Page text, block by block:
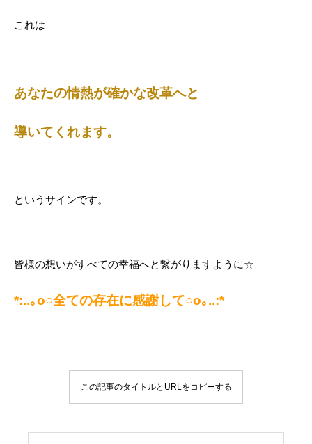
これは
あなたの情熱が確かな改革へと
導いてくれます。
というサインです。
皆様の想いがすべての幸福へと繋がりますように☆
*:..｡o○全ての存在に感謝して○o｡..:*
この記事のタイトルとURLをコピーする